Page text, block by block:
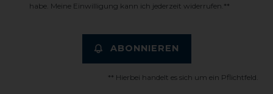
habe. Meine Einwilligung kann ich jederzeit widerrufen.**
ABONNIEREN
** Hierbei handelt es sich um ein Pflichtfeld.